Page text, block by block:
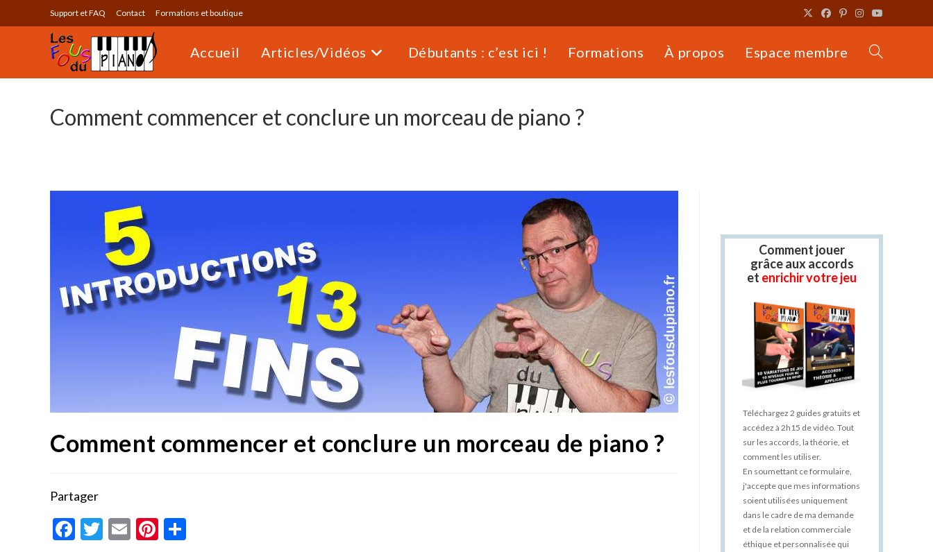
to
Support et FAQ Contact Formations et boutique
Accueil Articles/Vidéos Débutants : c’est ici ! Formations À propos Espace membre Toggle
Comment commencer et conclure un morceau de piano ?
Comment commencer et conclure un morceau de piano ?
Partager
F
T
E
Pi
Comment jouer
grâce aux accords
et enrichir votre jeu
Téléchargez 2 guides gratuits et
accédez à 2h15 de vidéo. Tout
sur les accords, la théorie, et
comment les utiliser.
En soumettant ce formulaire,
j'accepte que mes informations
soient utilisées uniquement
dans le cadre de ma demande
et de la relation commerciale
éthique et personnalisée qui